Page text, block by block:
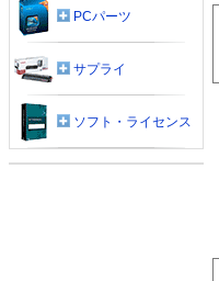
PCパーツ
サプライ
ソフト・ライセンス